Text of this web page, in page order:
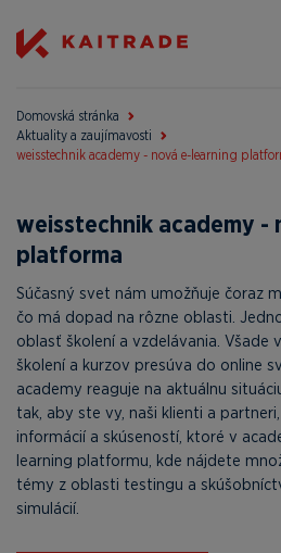
Domovská stránka
Aktuality a zaujímavosti
weisstechnik academy - nová e-learning
weisstechnik academy -
platforma
Súčasný svet nám umožňuje čoraz
čo má dopad na rôzne oblasti.
oblasť školení a vzdelávania. Všade
školení a kurzov presúva do online
academy reaguje na aktuálnu
tak, aby ste vy, naši klienti a
informácií a skúseností, ktoré v
learning platformu, kde nájdete
témy z oblasti testingu a
simulácií.